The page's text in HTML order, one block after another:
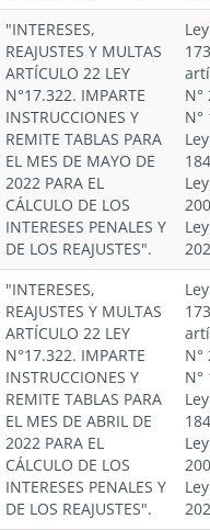
"INTERESES,
REAJUSTES Y MULTAS
ARTÍCULO 22 LEY
N°17.322. IMPARTE
INSTRUCCIONES Y
REMITE TABLAS PARA
EL MES DE MAYO DE
2022 PARA EL
CÁLCULO DE LOS
INTERESES PENALES Y
DE LOS REAJUSTES".
N°
N°
"INTERESES,
REAJUSTES Y MULTAS
ARTÍCULO 22 LEY
N°17.322. IMPARTE
INSTRUCCIONES Y
REMITE TABLAS PARA
EL MES DE ABRIL DE
2022 PARA EL
CÁLCULO DE LOS
INTERESES PENALES Y
DE LOS REAJUSTES".
N°
N°